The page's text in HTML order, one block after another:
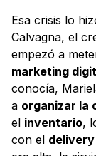
Esa crisis lo
Calvagna, el
empezó a
marketing
conocía,
a organizar la
el inventario,
con el delivery